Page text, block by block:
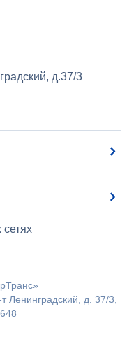
д.37/3
Ленинградский, д. 37/3,